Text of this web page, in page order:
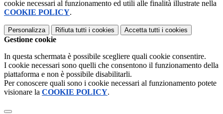
cookie necessari al funzionamento ed utili alle finalità illustrate nella
COOKIE POLICY.
Personalizza Rifiuta tutti i cookies Accetta tutti i cookies
Gestione cookie
In questa schermata è possibile scegliere quali cookie consentire.
I cookie necessari sono quelli che consentono il funzionamento della
piattaforma e non è possibile disabilitarli.
Per conoscere quali sono i cookie necessari al funzionamento potete
visionare la COOKIE POLICY.